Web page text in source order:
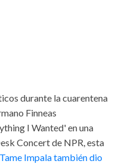
durante la cuarentena
Finneas
I Wanted' en una
Concert de NPR, esta
Tame Impala también dio